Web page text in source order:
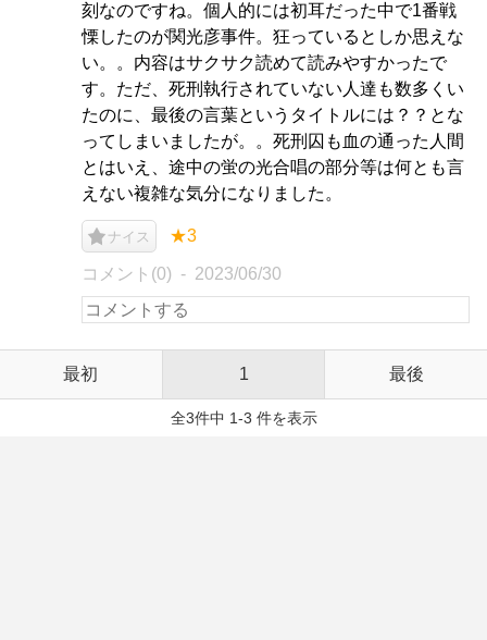
刻なのですね。個人的には初耳だった中で1番戦
慄したのが関光彦事件。狂っているとしか思えな
い。。内容はサクサク読めて読みやすかったで
す。ただ、死刑執行されていない人達も数多くい
たのに、最後の言葉というタイトルには？？とな
ってしまいましたが。。死刑囚も血の通った人間
とはいえ、途中の蛍の光合唱の部分等は何とも言
えない複雑な気分になりました。
ナイス ★3
コメント(0) 2023/06/30
最初 1 最後
全3件中 1-3 件を表示